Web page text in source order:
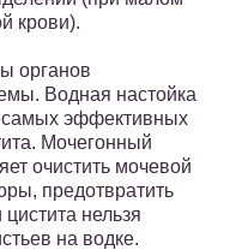
крови).
органов
Водная настойка
самых эффективных
Мочегонный
очистить мочевой
предотвратить
нельзя
на водке.